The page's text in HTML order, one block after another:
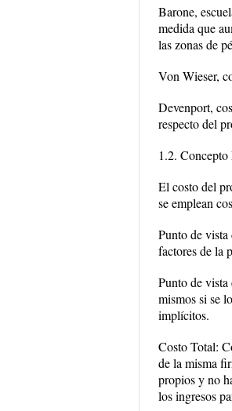
Barone,
medida que
las zonas de
Von Wieser,
Devenport,
respecto del
1.2.
El costo del
se emplean
Punto de vista
factores de la
Punto de
mismos si se
implícitos.
Costo Total:
de la misma
propios y no
los ingresos